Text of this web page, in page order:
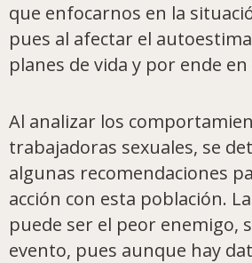
que enfocarnos en la
pues al afectar el
planes de vida y por ende
Al analizar los
trabajadoras sexuales, se
algunas recomendaciones
acción con esta población.
puede ser el peor enemigo,
evento, pues aunque hay